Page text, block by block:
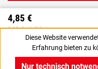
4,85 €
0,10 € / 1 Stück
5,77 € inkl. MwSt., | zzgl. Versand
Diese Website
Erfahrung bieten zu
Nur technisch